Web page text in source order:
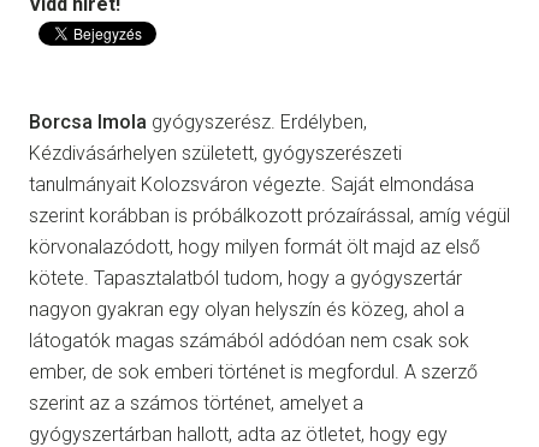
Borcsa Imola gyógyszerész. Erdélyben,
Kézdivásárhelyen született, gyógyszerészeti
tanulmányait Kolozsváron végezte. Saját elmondása
szerint korábban is próbálkozott prózaírással, amíg végül
körvonalazódott, hogy milyen formát ölt majd az első
kötete. Tapasztalatból tudom, hogy a gyógyszertár
nagyon gyakran egy olyan helyszín és közeg, ahol a
látogatók magas számából adódóan nem csak sok
ember, de sok emberi történet is megfordul. A szerző
szerint az a számos történet, amelyet a
gyógyszertárban hallott, adta az ötletet, hogy egy